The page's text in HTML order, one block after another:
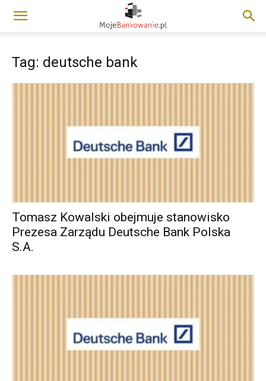
Tag: deutsche bank
Tomasz Kowalski obejmuje stanowisko
Prezesa Zarządu Deutsche Bank Polska
S.A.